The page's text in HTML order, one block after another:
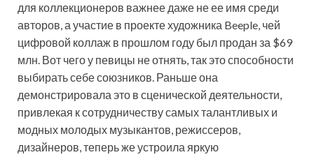
для коллекционеров важнее даже не ее имя среди
авторов, а участие в проекте художника Beeple, чей
цифровой коллаж в прошлом году был продан за $69
млн. Вот чего у певицы не отнять, так это способности
выбирать себе союзников. Раньше она
демонстрировала это в сценической деятельности,
привлекая к сотрудничеству самых талантливых и
модных молодых музыкантов, режиссеров,
дизайнеров, теперь же устроила яркую